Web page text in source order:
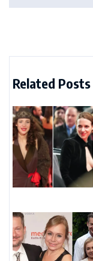
Related Posts